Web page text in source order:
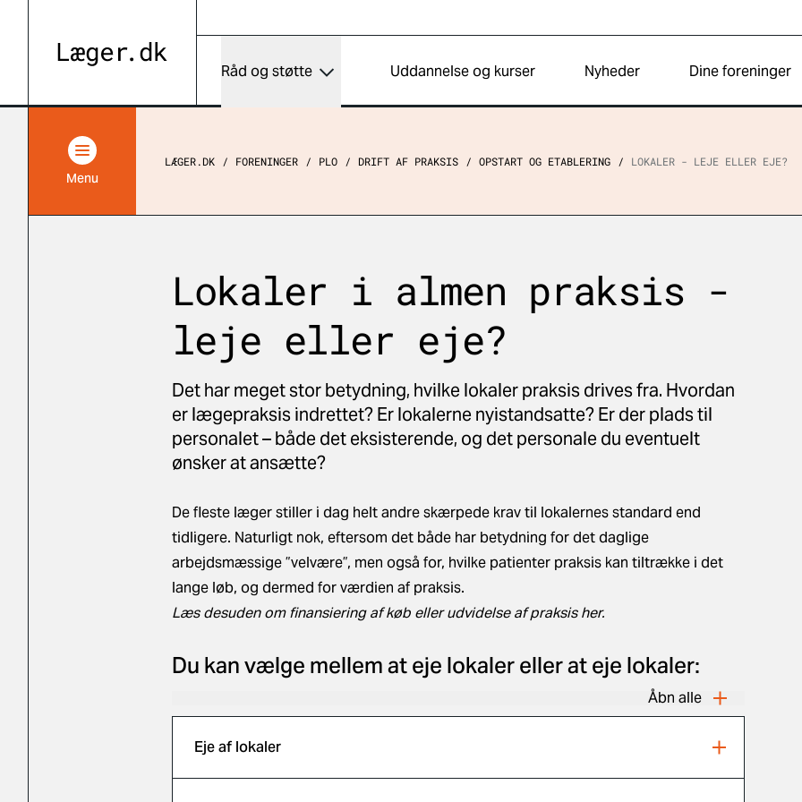
Råd og støtte Uddannelse og kurser Nyheder Dine foreninger
Menu
LÆGER.DK FORENINGER PLO DRIFT AF PRAKSIS OPSTART OG ETABLERING LOKALER - LEJE ELLER EJE?
Lokaler i almen praksis -
leje eller eje?
Det har meget stor betydning, hvilke lokaler praksis drives fra. Hvordan
er lægepraksis indrettet? Er lokalerne nyistandsatte? Er der plads til
personalet – både det eksisterende, og det personale du eventuelt
ønsker at ansætte?
De fleste læger stiller i dag helt andre skærpede krav til lokalernes standard end
tidligere. Naturligt nok, eftersom det både har betydning for det daglige
arbejdsmæssige ”velvære”, men også for, hvilke patienter praksis kan tiltrække i det
lange løb, og dermed for værdien af praksis.
Læs desuden om finansiering af køb eller udvidelse af praksisher.
Du kan vælge mellem at eje lokaler eller at eje lokaler:
Åbn alle
Eje af lokaler